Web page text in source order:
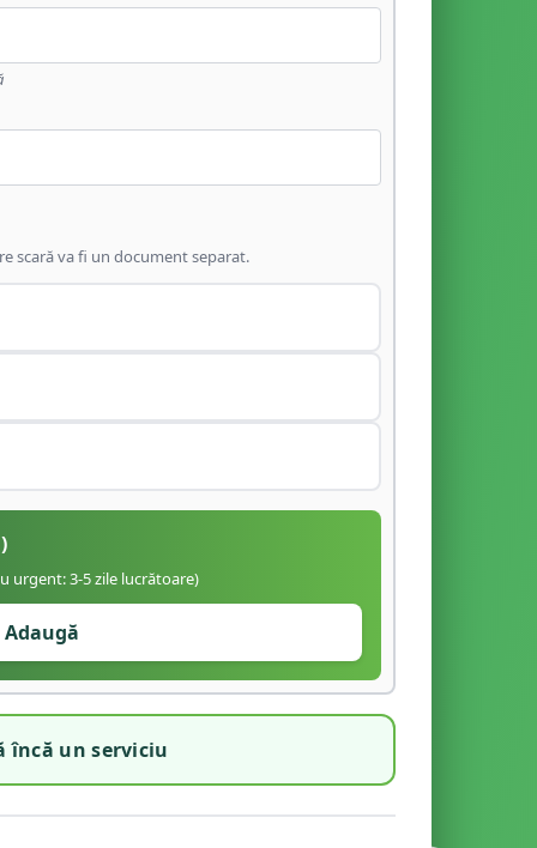
scară va fi un document separat.
urgent: 3-5 zile lucrătoare)
Adaugă
încă un serviciu